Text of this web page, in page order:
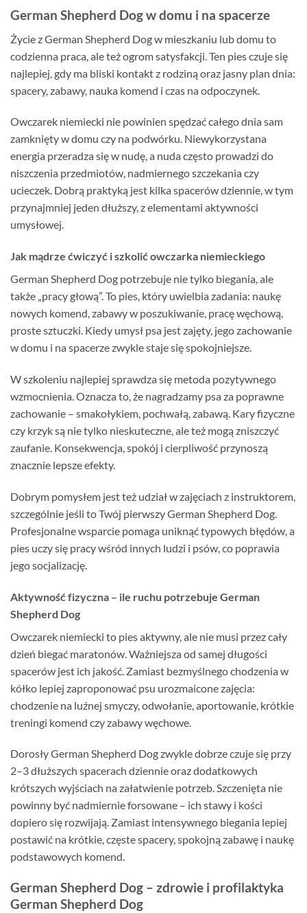
German Shepherd Dog w domu i na spacerze
Życie z German Shepherd Dog w mieszkaniu lub domu to
codzienna praca, ale też ogrom satysfakcji. Ten pies czuje się
najlepiej, gdy ma bliski kontakt z rodziną oraz jasny plan dnia:
spacery, zabawy, nauka komend i czas na odpoczynek.
Owczarek niemiecki nie powinien spędzać całego dnia sam
zamknięty w domu czy na podwórku. Niewykorzystana
energia przeradza się w nudę, a nuda często prowadzi do
niszczenia przedmiotów, nadmiernego szczekania czy
ucieczek. Dobrą praktyką jest kilka spacerów dziennie, w tym
przynajmniej jeden dłuższy, z elementami aktywności
umysłowej.
Jak mądrze ćwiczyć i szkolić owczarka niemieckiego
German Shepherd Dog potrzebuje nie tylko biegania, ale
także „pracy głową”. To pies, który uwielbia zadania: naukę
nowych komend, zabawy w poszukiwanie, pracę węchową,
proste sztuczki. Kiedy umysł psa jest zajęty, jego zachowanie
w domu i na spacerze zwykle staje się spokojniejsze.
W szkoleniu najlepiej sprawdza się metoda pozytywnego
wzmocnienia. Oznacza to, że nagradzamy psa za poprawne
zachowanie – smakołykiem, pochwałą, zabawą. Kary fizyczne
czy krzyk są nie tylko nieskuteczne, ale też mogą zniszczyć
zaufanie. Konsekwencja, spokój i cierpliwość przynoszą
znacznie lepsze efekty.
Dobrym pomysłem jest też udział w zajęciach z instruktorem,
szczególnie jeśli to Twój pierwszy German Shepherd Dog.
Profesjonalne wsparcie pomaga uniknąć typowych błędów, a
pies uczy się pracy wśród innych ludzi i psów, co poprawia
jego socjalizację.
Aktywność fizyczna – ile ruchu potrzebuje German
Shepherd Dog
Owczarek niemiecki to pies aktywny, ale nie musi przez cały
dzień biegać maratonów. Ważniejsza od samej długości
spacerów jest ich jakość. Zamiast bezmyślnego chodzenia w
kółko lepiej zaproponować psu urozmaicone zajęcia:
chodzenie na luźnej smyczy, odwołanie, aportowanie, krótkie
treningi komend czy zabawy węchowe.
Dorosły German Shepherd Dog zwykle dobrze czuje się przy
2–3 dłuższych spacerach dziennie oraz dodatkowych
krótszych wyjściach na załatwienie potrzeb. Szczenięta nie
powinny być nadmiernie forsowane – ich stawy i kości
dopiero się rozwijają. Zamiast intensywnego biegania lepiej
postawić na krótkie, częste spacery, spokojną zabawę i naukę
podstawowych komend.
German Shepherd Dog – zdrowie i profilaktyka
German Shepherd Dog